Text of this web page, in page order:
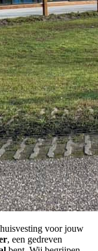
voor jouw
, een gedreven